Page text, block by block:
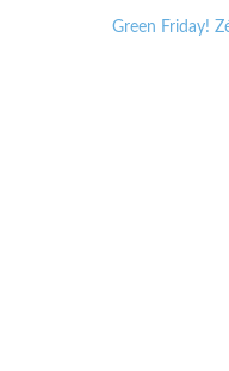
Green Friday!